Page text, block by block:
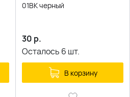
01BK черный
30 р.
Осталось 6 шт.
В корзину